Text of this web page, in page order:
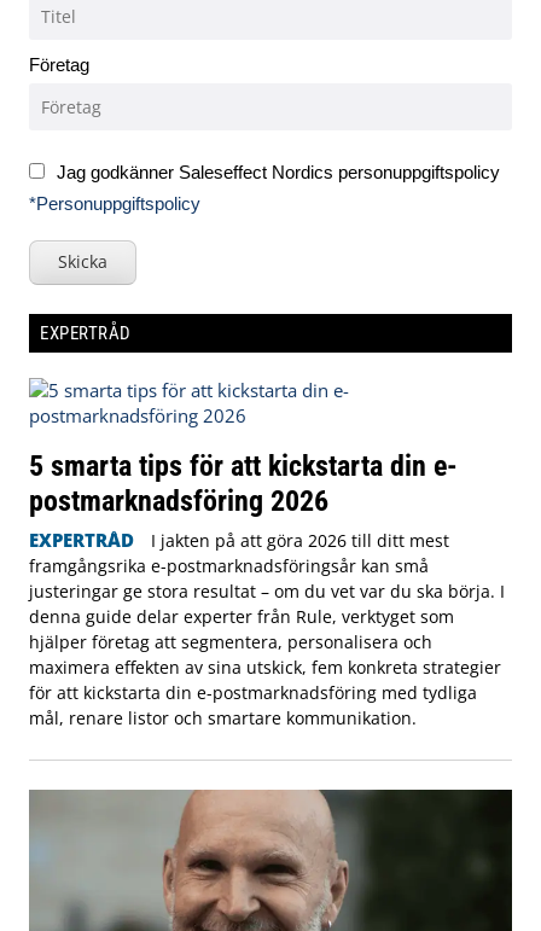
Företag
Jag godkänner Saleseffect Nordics personuppgiftspolicy
*Personuppgiftspolicy
Skicka
EXPERTRÅD
5 smarta tips för att kickstarta din e-
postmarknadsföring 2026
EXPERTRÅD
I jakten på att göra 2026 till ditt mest
framgångsrika e-postmarknadsföringsår kan små
justeringar ge stora resultat – om du vet var du ska börja. I
denna guide delar experter från Rule, verktyget som
hjälper företag att segmentera, personalisera och
maximera effekten av sina utskick, fem konkreta strategier
för att kickstarta din e-postmarknadsföring med tydliga
mål, renare listor och smartare kommunikation.